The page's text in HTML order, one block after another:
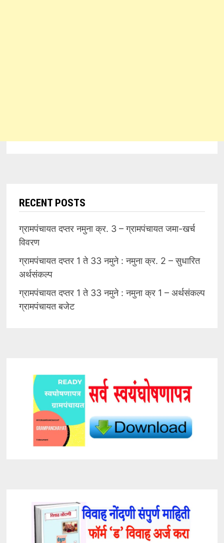
RECENT POSTS
ग्रामपंचायत दप्तर नमुना क्र. 3 – ग्रामपंचायत जमा-खर्च
विवरण
ग्रामपंचायत दप्तर 1 ते 33 नमुने : नमुना क्र. 2 – सुधारित
अर्थसंकल्प
ग्रामपंचायत दप्तर 1 ते 33 नमुने : नमुना क्र 1 – अर्थसंकल्प
ग्रामपंचायत बजेट